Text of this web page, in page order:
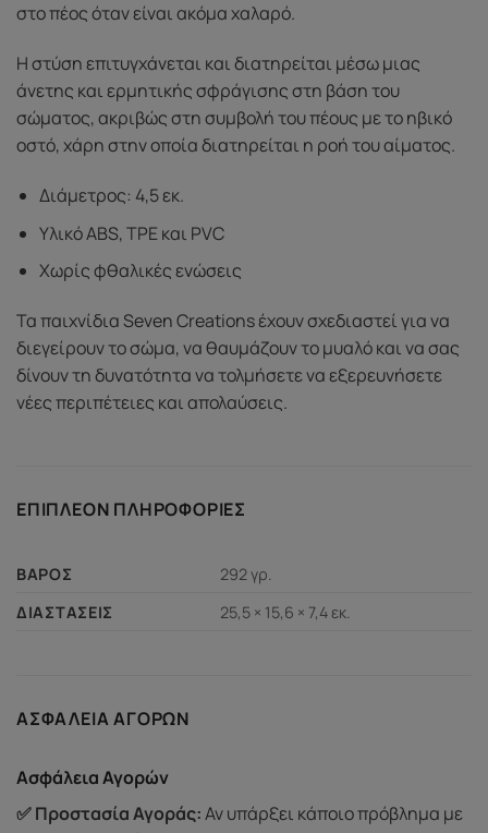
στο πέος όταν είναι ακόμα χαλαρό.
Η στύση επιτυγχάνεται και διατηρείται μέσω μιας
άνετης και ερμητικής σφράγισης στη βάση του
σώματος, ακριβώς στη συμβολή του πέους με το ηβικό
οστό, χάρη στην οποία διατηρείται η ροή του αίματος.
Διάμετρος: 4,5 εκ.
Υλικό ABS, TPE και PVC
Χωρίς φθαλικές ενώσεις
Τα παιχνίδια Seven Creations έχουν σχεδιαστεί για να
διεγείρουν το σώμα, να θαυμάζουν το μυαλό και να σας
δίνουν τη δυνατότητα να τολμήσετε να εξερευνήσετε
νέες περιπέτειες και απολαύσεις.
ΕΠΙΠΛΈΟΝ ΠΛΗΡΟΦΟΡΊΕΣ
ΒΆΡΟΣ
292 γρ.
ΔΙΑΣΤΆΣΕΙΣ
25,5 × 15,6 × 7,4 εκ.
ΑΣΦΆΛΕΙΑ ΑΓΟΡΏΝ
Ασφάλεια Αγορών
✅ Προστασία Αγοράς:Αν υπάρξει κάποιο πρόβλημα με